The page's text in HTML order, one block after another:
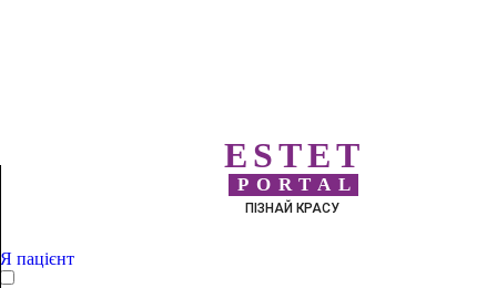
ESTET
PORTAL
ПІЗНАЙ КРАСУ
Я пацієнт